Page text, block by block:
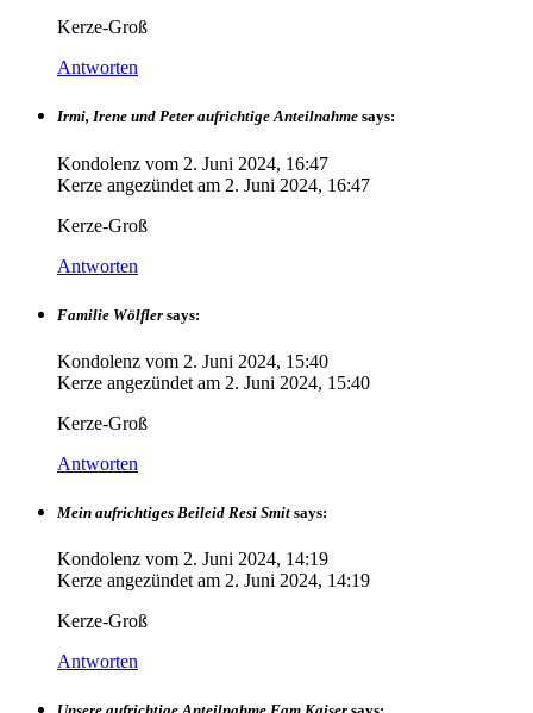
Kerze-Groß
Antworten
Irmi, Irene und Peter aufrichtige Anteilnahme says:
Kondolenz vom 2. Juni 2024, 16:47
Kerze angezündet am 2. Juni 2024, 16:47
Kerze-Groß
Antworten
Familie Wölfler says:
Kondolenz vom 2. Juni 2024, 15:40
Kerze angezündet am 2. Juni 2024, 15:40
Kerze-Groß
Antworten
Mein aufrichtiges Beileid Resi Smit says:
Kondolenz vom 2. Juni 2024, 14:19
Kerze angezündet am 2. Juni 2024, 14:19
Kerze-Groß
Antworten